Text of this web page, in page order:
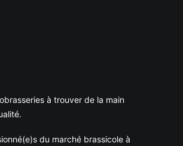
à trouver de la main
du marché brassicole à